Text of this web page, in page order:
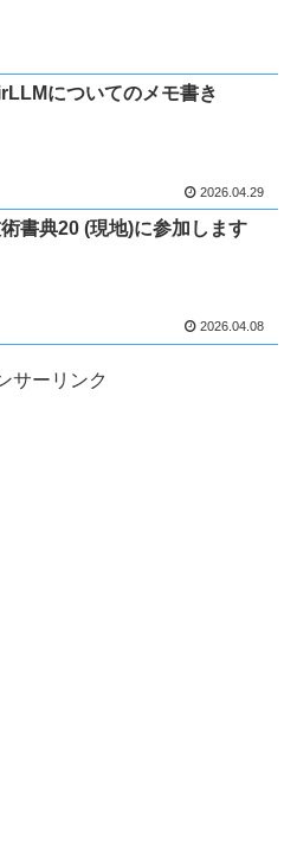
についてのメモ書き
2026.04.29
書典20 (現地)に参加します
2026.04.08
サーリンク